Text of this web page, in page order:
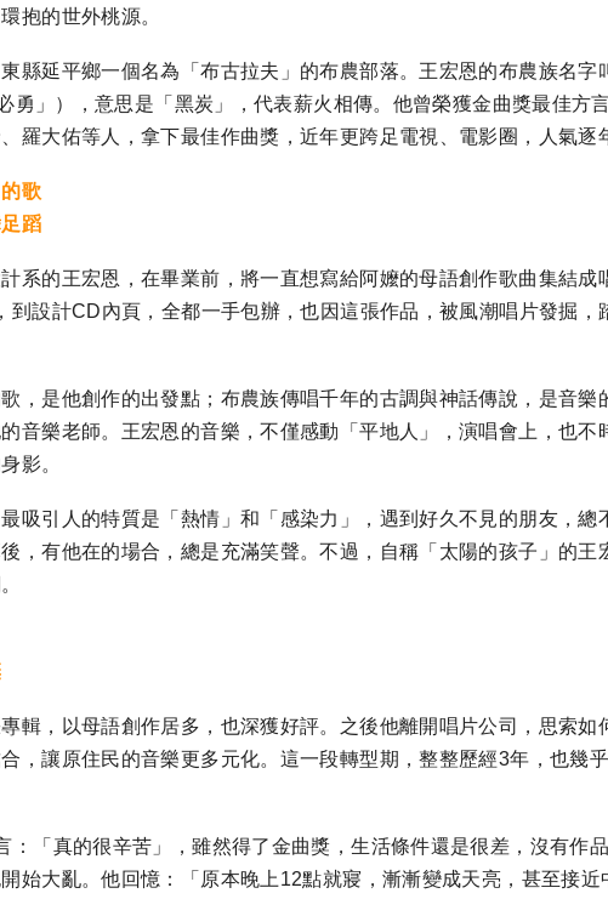
抱的世外桃源。
縣延平鄉一個名為「布古拉夫」的布農部落。王宏恩的布農族名字
勇」），意思是「黑炭」，代表薪火相傳。他曾榮獲金曲獎最佳方
羅大佑等人，拿下最佳作曲獎，近年更跨足電視、電影圈，人氣逐
歌
蹈
系的王宏恩，在畢業前，將一直想寫給阿嬤的母語創作歌曲集結成
到設計CD內頁，全都一手包辦，也因這張作品，被風潮唱片發掘，
歌，是他創作的出發點；布農族傳唱千年的古調與神話傳說，是音樂
音樂老師。王宏恩的音樂，不僅感動「平地人」，演唱會上，也不
影。
吸引人的特質是「熱情」和「感染力」，遇到好久不見的朋友，總
，有他在的場合，總是充滿笑聲。不過，自稱「太陽的孩子」的王
輯，以母語創作居多，也深獲好評。之後他離開唱片公司，思索如
，讓原住民的音樂更多元化。這一段轉型期，整整歷經3年，也幾
：「真的很辛苦」，雖然得了金曲獎，生活條件還是很差，沒有作
始大亂。他回憶：「原本晚上12點就寢，漸漸變成天亮，甚至接近